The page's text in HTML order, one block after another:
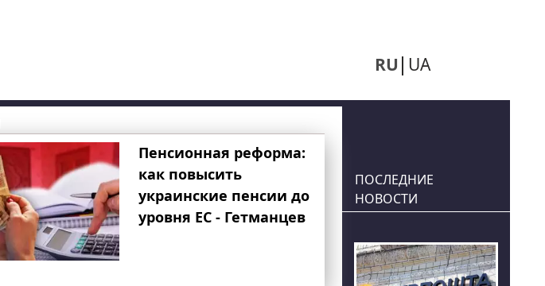
RU UA
Пенсионная реформа:
как повысить
украинские пенсии до
уровня ЕС - Гетманцев
ПОСЛЕДНИЕ
НОВОСТИ